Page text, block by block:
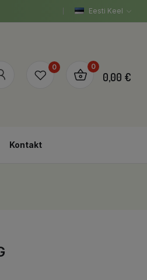
Eesti Keel
0 0
0,00 €
Kontakt